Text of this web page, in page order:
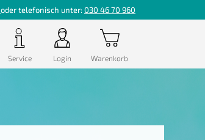
oder telefonisch unter: 030 46 70 960
Service Login Warenkorb